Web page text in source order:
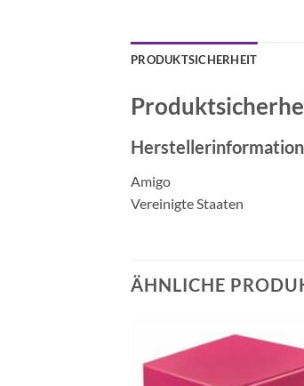
PRODUKTSICHERHEIT
Amigo
Vereinigte Staaten
ÄHNLICHE